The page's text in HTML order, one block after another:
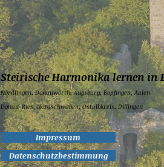
Steirische Harmonika lernen in
Nördlingen,Donauwörth,Augsburg,Bopfingen,Aalen
Donau-Ries, Nordschwaben, Ostalbkreis, Dillingen
Datenschutzbestimmung
Impressum